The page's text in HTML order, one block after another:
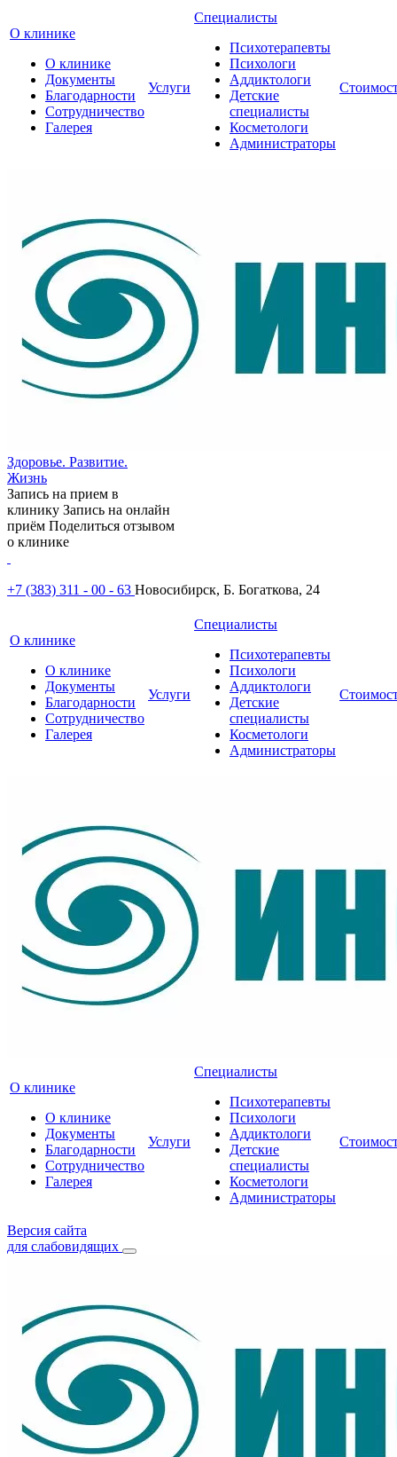
О клинике
О клинике
Документы
Благодарности
Сотрудничество
Галерея
Услуги
Специалисты
Психотерапевты
Психологи
Аддиктологи
Детские
специалисты
Косметологи
Администраторы
Здоровье. Развитие.
Жизнь
Запись на прием в
клинику Запись на онлайн
приём Поделиться отзывом
о клинике
+7 (383) 311 - 00 - 63 Новосибирск, Б. Богаткова, 24
О клинике
О клинике
Документы
Благодарности
Сотрудничество
Галерея
Услуги
Специалисты
Психотерапевты
Психологи
Аддиктологи
Детские
специалисты
Косметологи
Администраторы
О клинике
О клинике
Документы
Благодарности
Сотрудничество
Галерея
Услуги
Специалисты
Психотерапевты
Психологи
Аддиктологи
Детские
специалисты
Косметологи
Администраторы
Версия сайта
для слабовидящих